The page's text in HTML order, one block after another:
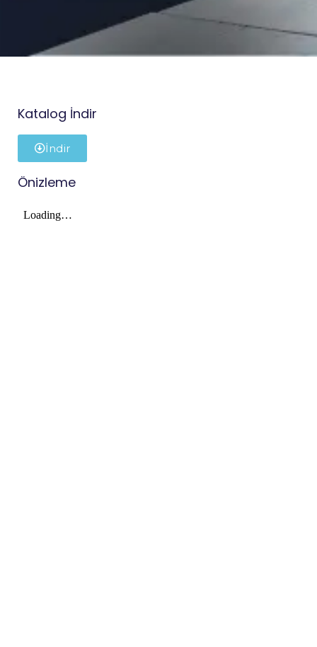
Katalog İndir
İndir
Önizleme